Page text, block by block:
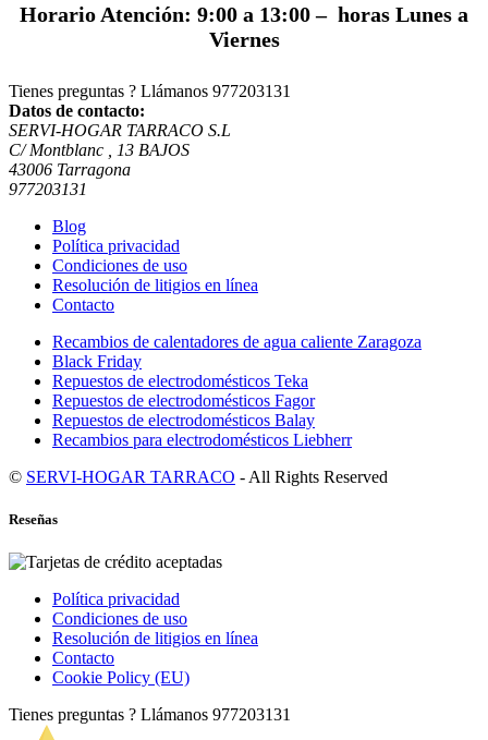
Horario Atención: 9:00 a 13:00 – horas Lunes a
Viernes
Tienes preguntas ? Llámanos 977203131
Datos de contacto:
SERVI-HOGAR TARRACO S.L
C/ Montblanc , 13 BAJOS
43006 Tarragona
977203131
Blog
Política privacidad
Condiciones de uso
Resolución de litigios en línea
Contacto
Recambios de calentadores de agua caliente Zaragoza
Black Friday
Repuestos de electrodomésticos Teka
Repuestos de electrodomésticos Fagor
Repuestos de electrodomésticos Balay
Recambios para electrodomésticos Liebherr
© SERVI-HOGAR TARRACO - All Rights Reserved
Reseñas
Política privacidad
Condiciones de uso
Resolución de litigios en línea
Contacto
Cookie Policy (EU)
Tienes preguntas ? Llámanos 977203131